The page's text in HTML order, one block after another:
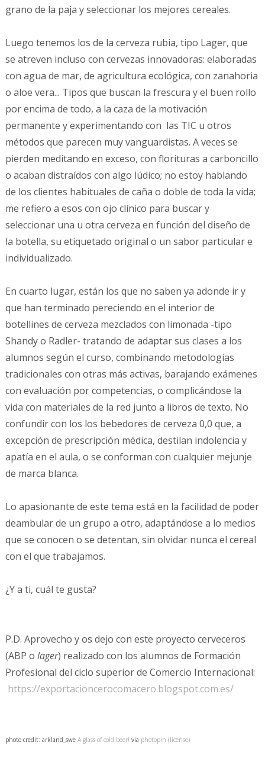
grano de la paja y seleccionar los mejores cereales.
Luego tenemos los de la cerveza rubia, tipo Lager, que
se atreven incluso con cervezas innovadoras: elaboradas
con agua de mar, de agricultura ecológica, con zanahoria
o aloe vera... Tipos que buscan la frescura y el buen rollo
por encima de todo, a la caza de la motivación
permanente y experimentando con las TIC u otros
métodos que parecen muy vanguardistas. A veces se
pierden meditando en exceso, con florituras a carboncillo
o acaban distraídos con algo lúdico; no estoy hablando
de los clientes habituales de caña o doble de toda la vida;
me refiero a esos con ojo clínico para buscar y
seleccionar una u otra cerveza en función del diseño de
la botella, su etiquetado original o un sabor particular e
individualizado.
En cuarto lugar, están los que no saben ya adonde ir y
que han terminado pereciendo en el interior de
botellines de cerveza mezclados con limonada -tipo
Shandy o Radler- tratando de adaptar sus clases a los
alumnos según el curso, combinando metodologías
tradicionales con otras más activas, barajando exámenes
con evaluación por competencias, o complicándose la
vida con materiales de la red junto a libros de texto. No
confundir con los los bebedores de cerveza 0,0 que, a
excepción de prescripción médica, destilan indolencia y
apatía en el aula, o se conforman con cualquier mejunje
de marca blanca.
Lo apasionante de este tema está en la facilidad de poder
deambular de un grupo a otro, adaptándose a lo medios
que se conocen o se detentan, sin olvidar nunca el cereal
con el que trabajamos.
¿Y a ti, cuál te gusta?
P.D. Aprovecho y os dejo con este proyecto cerveceros
(ABP o lager) realizado con los alumnos de Formación
Profesional del ciclo superior de Comercio Internacional:
https://exportacioncerocomacero.blogspot.com.es/
photo credit: arkland_swe A glass of cold beer! via photopin (license)